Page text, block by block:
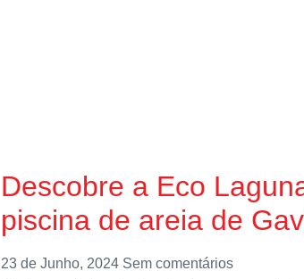
Descobre a Eco
piscina de areia de
23 de Junho, 2024 Sem comentários